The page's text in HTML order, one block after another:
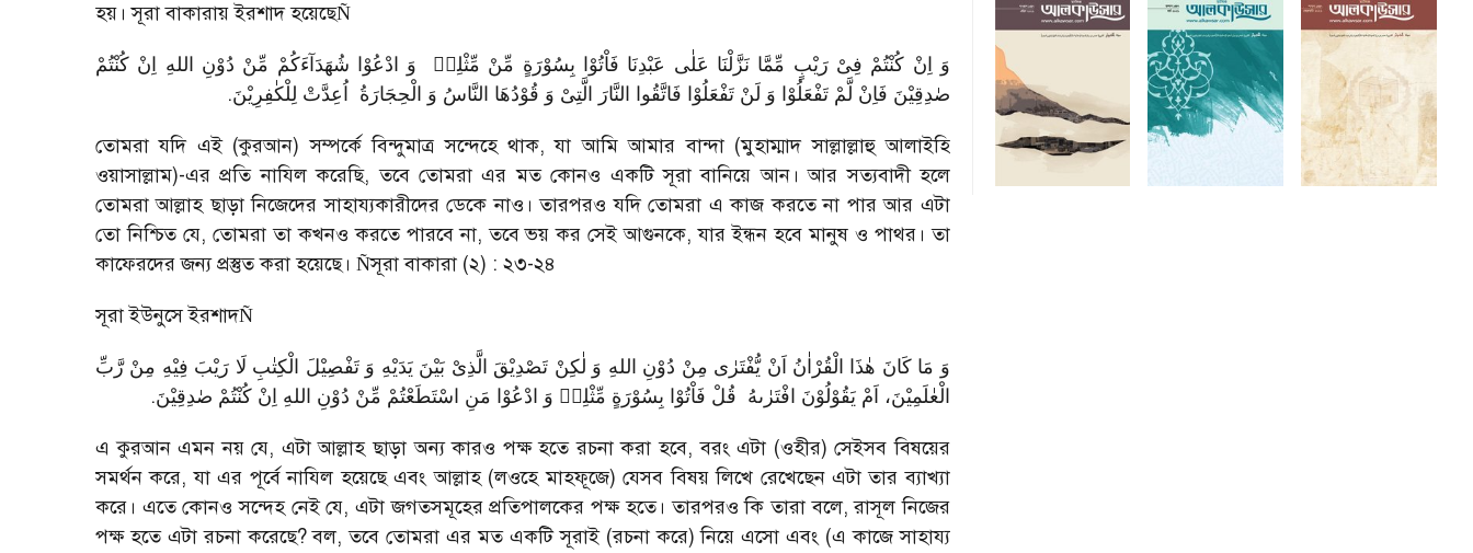
হয়। সূরা বাকারায় ইরশাদ হয়েছেÑ
وَ اِنْ كُنْتُمْ فِیْ رَیْبٍ مِّمَّا نَزَّلْنَا عَلٰی عَبْدِنَا فَاْتُوْا بِسُوْرَةٍ مِّنْ مِّثْلِهٖ
وَ ادْعُوْا شُهَدَآءَكُمْ مِّنْ دُوْنِ اللهِ اِنْ كُنْتُمْ
صٰدِقِیْنَ فَاِنْ لَّمْ تَفْعَلُوْا وَ لَنْ تَفْعَلُوْا فَاتَّقُوا النَّارَ الَّتِیْ وَ قُوْدُهَا النَّاسُ وَ الْحِجَارَةُ اُعِدَّتْ لِلْكٰفِرِیْنَ.
তোমরা যদি এই (কুরআন) সম্পর্কে বিন্দুমাত্র সন্দেহে থাক,যা আমি আমার বান্দা (মুহাম্মাদ সাল্লাল্লাহু আলাইহি
ওয়াসাল্লাম)-এর প্রতি নাযিল করেছি,তবে তোমরা এর মত কোনও একটি সূরা বানিয়ে আন। আর সত্যবাদী হলে
তোমরা আল্লাহ ছাড়া নিজেদের সাহায্যকারীদের ডেকে নাও। তারপরও যদি তোমরা এ কাজ করতে না পার আর এটা
তো নিশ্চিত যে, তোমরা তা কখনও করতে পারবে না,তবে ভয় কর সেই আগুনকে,যার ইন্ধন হবে মানুষ ও পাথর। তা
কাফেরদের জন্য প্রস্তুত করা হয়েছে। Ñসূরা বাকারা (২) : ২৩-২৪
সূরা ইউনুসে ইরশাদÑ
وَ مَا كَانَ هٰذَا الْقُرْاٰنُ اَنْ یُّفْتَرٰی مِنْ دُوْنِ اللهِ وَ لٰكِنْ تَصْدِیْقَ الَّذِیْ بَیْنَ یَدَیْهِ وَ تَفْصِیْلَ الْكِتٰبِ لَا رَیْبَ فِیْهِ مِنْ رَّبِّ
الْعٰلَمِیْنَ، اَمْ یَقُوْلُوْنَ افْتَرٰىهُ قُلْ فَاْتُوْا بِسُوْرَةٍ مِّثْلِهٖ وَ ادْعُوْا مَنِ اسْتَطَعْتُمْ مِّنْ دُوْنِ اللهِ اِنْ كُنْتُمْ صٰدِقِیْنَ.
এ কুরআন এমন নয় যে, এটা আল্লাহ ছাড়া অন্য কারও পক্ষ হতে রচনা করা হবে,বরং এটা (ওহীর) সেইসব বিষয়ের
সমর্থন করে,যা এর পূর্বে নাযিল হয়েছে এবং আল্লাহ (লওহে মাহফূজে) যেসব বিষয় লিখে রেখেছেন এটা তার ব্যাখ্যা
করে। এতে কোনও সন্দেহ নেই যে,এটা জগতসমূহের প্রতিপালকের পক্ষ হতে। তারপরও কি তারা বলে,রাসূল নিজের
পক্ষ হতে এটা রচনা করেছে?বল,তবে তোমরা এর মত একটি সূরাই (রচনা করে) নিয়ে এসো এবং (এ কাজে সাহায্য